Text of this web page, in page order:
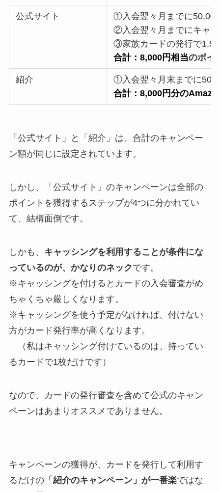
公式サイト
①入会翌々月までに
②入会翌々月までにキャ
③家族カードの発行で
合計：8,000円相当のポイ
紹介
①入会翌々月末までに
合計：8,000円分の
「公式サイト」と「紹介」は、合計のキャンペー
ン額が同じに設定されています。
しかし、「公式サイト」のキャンペーンは全部の
ポイントを獲得するステップが4つに分かれてい
て、結構面倒です。
しかも、 キャッシングを利用することが条件にな
っているのが、かなりのネックです。
※キャッシングを付けるとカードの入会審査がめ
ちゃくちゃ厳しくなります。
※キャッシングを使う予定がなければ、付けない
方がカード発行率が高くなります。
（私はキャッシング付けているのは、持ってい
るカードで1枚だけです）
なので、カードの発行審査を含めて公式のキャン
ペーンはあまりオススメでありません。
キャンペーンの獲得が、カードを発行して利用す
るだけの「紹介のキャンペーン」が一番楽ではな